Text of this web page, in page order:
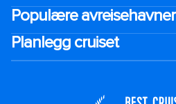
Populære avreisehavner
Planlegg cruiset